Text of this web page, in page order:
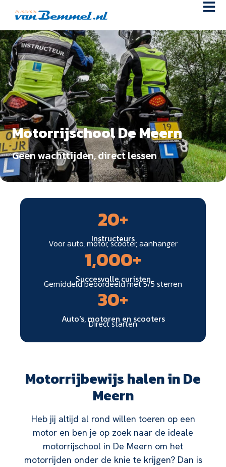
Motorrijschool De Meern
Geen wachttijden, direct lessen
Instructeurs
20+
Voor auto, motor, scooter, aanhanger
Succesvolle curisten
1,000+
Gemiddeld beoordeeld met 5/5 sterren
Auto's, motoren en scooters
30+
Direct starten
Motorrijbewijs halen in De
Meern
Heb jij altijd al rond willen toeren op een
motor en ben je op zoek naar de ideale
motorrijschool in De Meern om het
motorrijden onder de knie te krijgen? Dan is